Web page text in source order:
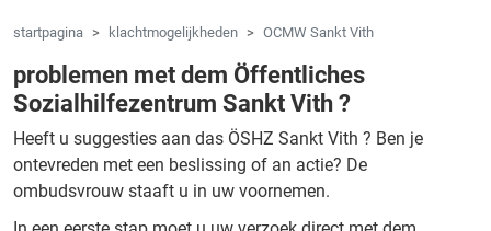
startpagina klachtmogelijkheden OCMW Sankt Vith
problemen met dem Öffentliches
Sozialhilfezentrum Sankt Vith ?
Heeft u suggesties aan das ÖSHZ Sankt Vith ? Ben je
ontevreden met een beslissing of an actie? De
ombudsvrouw staaft u in uw voornemen.